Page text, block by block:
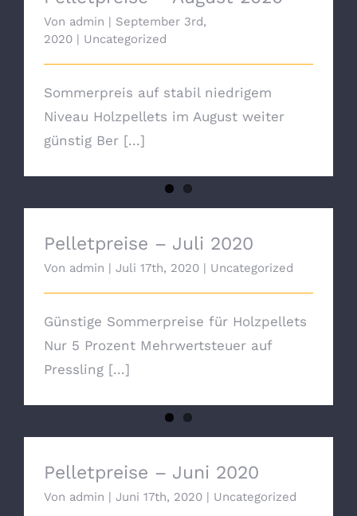
Von admin | September 3rd,
2020 | Uncategorized
Sommerpreis auf stabil niedrigem
Niveau Holzpellets im August weiter
günstig Ber [...]
Pelletpreise – Juli 2020
Von admin | Juli 17th, 2020 | Uncategorized
Günstige Sommerpreise für Holzpellets
Nur 5 Prozent Mehrwertsteuer auf
Pressling [...]
Pelletpreise – Juni 2020
Von admin | Juni 17th, 2020 | Uncategorized